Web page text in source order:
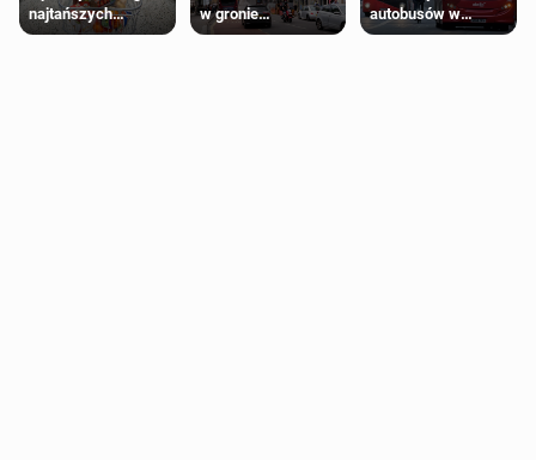
najtańszych
supermarketów
w gronie
najlepszych
autobusów w
Londynie